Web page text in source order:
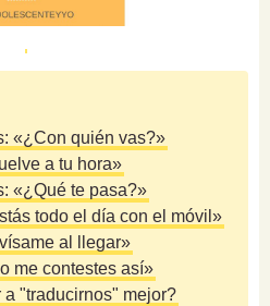
«¿Con quién vas?»
a tu hora»
«¿Qué te pasa?»
todo el día con el móvil»
al llegar»
me contestes así»
"traducirnos" mejor?